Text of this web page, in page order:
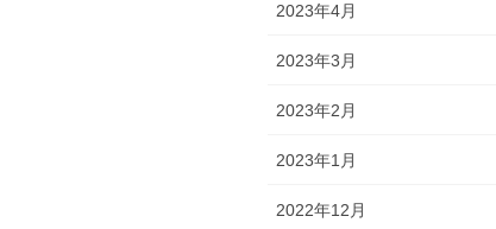
2023年4月
2023年3月
2023年2月
2023年1月
2022年12月